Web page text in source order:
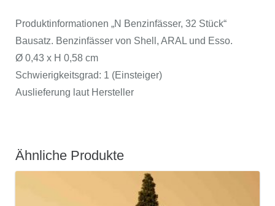
Produktinformationen „N Benzinfässer, 32 Stück“
Bausatz. Benzinfässer von Shell, ARAL und Esso.
Ø 0,43 x H 0,58 cm
Schwierigkeitsgrad: 1 (Einsteiger)
Auslieferung laut Hersteller
Ähnliche Produkte